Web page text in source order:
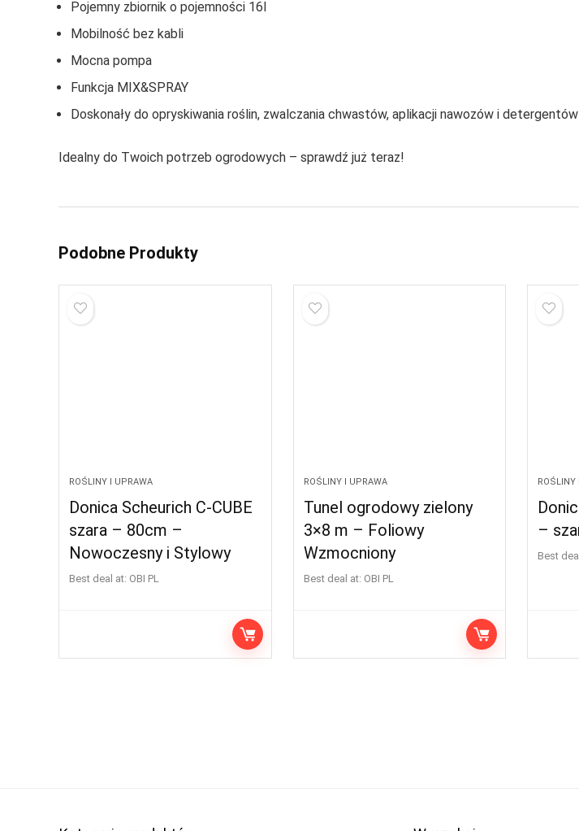
Pojemny zbiornik o pojemności 16l
Mobilność bez kabli
Mocna pompa
Funkcja MIX&SPRAY
Doskonały do opryskiwania roślin, zwalczania chwastów, aplikacji nawozów i
Idealny do Twoich potrzeb ogrodowych – sprawdź już teraz!
Podobne Produkty
ROŚLINY I UPRAWA
Donica Scheurich C-CUBE
szara – 80cm –
Nowoczesny i Stylowy
Best deal at: OBI PL
ROŚLINY I UPRAWA
Tunel ogrodowy zielony
3×8 m – Foliowy
Wzmocniony
Best deal at: OBI PL
ROŚLINY
–
Best